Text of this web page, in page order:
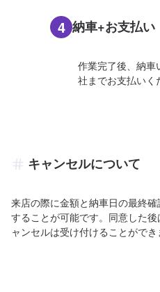
4 納車+お支払い
作業完了後、納車
社までお支払いく
キャンセルについて
来店の際に金額と納車日の最終
することが可能です。同意した
ャンセルは受け付けることができ